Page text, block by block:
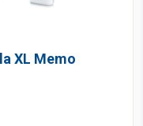
XL Memo